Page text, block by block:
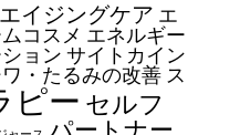
きの対処法５選
になる考え方
ケアで最近気になっ
ンケア製品・・・幹
エイジングケア エ
コスメ エネルギー
ョン サイトカイン
ワ・たるみの改善 ス
ピー セルフ